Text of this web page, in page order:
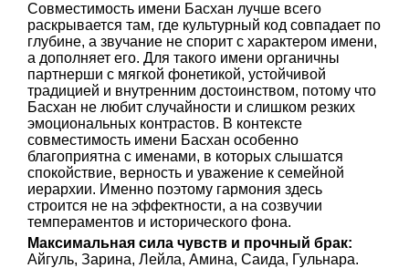
Совместимость имени Басхан лучше всего
раскрывается там, где культурный код совпадает по
глубине, а звучание не спорит с характером имени,
а дополняет его. Для такого имени органичны
партнерши с мягкой фонетикой, устойчивой
традицией и внутренним достоинством, потому что
Басхан не любит случайности и слишком резких
эмоциональных контрастов. В контексте
совместимость имени Басхан особенно
благоприятна с именами, в которых слышатся
спокойствие, верность и уважение к семейной
иерархии. Именно поэтому гармония здесь
строится не на эффектности, а на созвучии
темпераментов и исторического фона.
Максимальная сила чувств и прочный брак:
Айгуль, Зарина, Лейла, Амина, Саида, Гульнара.